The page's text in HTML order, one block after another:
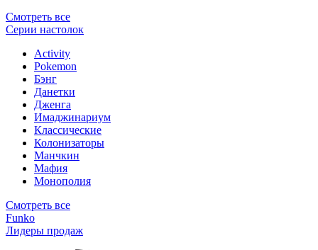
Смотреть все
Серии настолок
Activity
Pokemon
Бэнг
Данетки
Дженга
Имаджинариум
Классические
Колонизаторы
Манчкин
Мафия
Монополия
Смотреть все
Funko
Лидеры продаж